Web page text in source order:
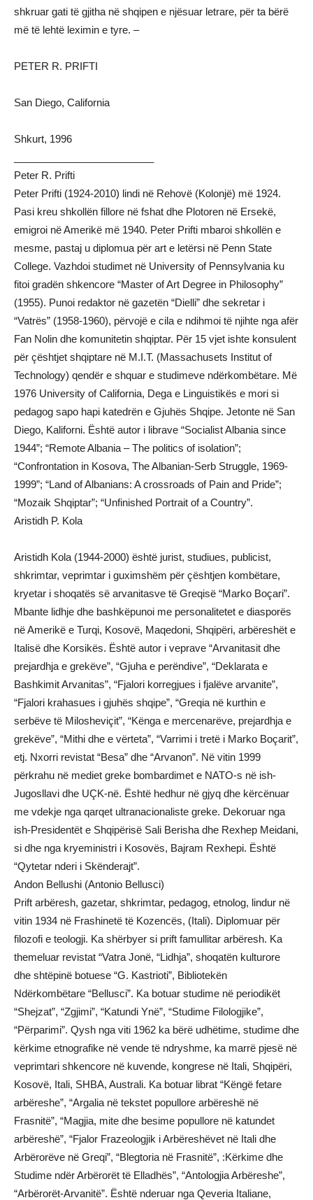
shkruar gati të gjitha në shqipen e njësuar letrare, për ta bërë
më të lehtë leximin e tyre. –
PETER R. PRIFTI
San Diego, California
Shkurt, 1996
Peter R. Prifti
Peter Prifti (1924-2010) lindi në Rehovë (Kolonjë) më 1924.
Pasi kreu shkollën fillore në fshat dhe Plotoren në Ersekë,
emigroi në Amerikë më 1940. Peter Prifti mbaroi shkollën e
mesme, pastaj u diplomua për art e letërsi në Penn State
College. Vazhdoi studimet në University of Pennsylvania ku
fitoi gradën shkencore “Master of Art Degree in Philosophy”
(1955). Punoi redaktor në gazetën “Dielli” dhe sekretar i
“Vatrës” (1958-1960), përvojë e cila e ndihmoi të njihte nga afër
Fan Nolin dhe komunitetin shqiptar. Për 15 vjet ishte konsulent
për çështjet shqiptare në M.I.T. (Massachusets Institut of
Technology) qendër e shquar e studimeve ndërkombëtare. Më
1976 University of California, Dega e Linguistikës e mori si
pedagog sapo hapi katedrën e Gjuhës Shqipe. Jetonte në San
Diego, Kaliforni. Është autor i librave “Socialist Albania since
1944”; “Remote Albania – The politics of isolation”;
“Confrontation in Kosova, The Albanian-Serb Struggle, 1969-
1999”; “Land of Albanians: A crossroads of Pain and Pride”;
“Mozaik Shqiptar”; “Unfinished Portrait of a Country”.
Aristidh P. Kola
Aristidh Kola (1944-2000) është jurist, studiues, publicist,
shkrimtar, veprimtar i guximshëm për çështjen kombëtare,
kryetar i shoqatës së arvanitasve të Greqisë “Marko Boçari”.
Mbante lidhje dhe bashkëpunoi me personalitetet e diasporës
në Amerikë e Turqi, Kosovë, Maqedoni, Shqipëri, arbëreshët e
Italisë dhe Korsikës. Është autor i veprave “Arvanitasit dhe
prejardhja e grekëve”, “Gjuha e perëndive”, “Deklarata e
Bashkimit Arvanitas”, “Fjalori korregjues i fjalëve arvanite”,
“Fjalori krahasues i gjuhës shqipe”, “Greqia në kurthin e
serbëve të Milosheviçit”, “Kënga e mercenarëve, prejardhja e
grekëve”, “Mithi dhe e vërteta”, “Varrimi i tretë i Marko Boçarit”,
etj. Nxorri revistat “Besa” dhe “Arvanon”. Në vitin 1999
përkrahu në mediet greke bombardimet e NATO-s në ish-
Jugosllavi dhe UÇK-në. Është hedhur në gjyq dhe kërcënuar
me vdekje nga qarqet ultranacionaliste greke. Dekoruar nga
ish-Presidentët e Shqipërisë Sali Berisha dhe Rexhep Meidani,
si dhe nga kryeministri i Kosovës, Bajram Rexhepi. Është
“Qytetar nderi i Skënderajt”.
Andon Bellushi (Antonio Bellusci)
Prift arbëresh, gazetar, shkrimtar, pedagog, etnolog, lindur në
vitin 1934 në Frashinetë të Kozencës, (Itali). Diplomuar për
filozofi e teologji. Ka shërbyer si prift famullitar arbëresh. Ka
themeluar revistat “Vatra Jonë, “Lidhja”, shoqatën kulturore
dhe shtëpinë botuese “G. Kastrioti”, Bibliotekën
Ndërkombëtare “Bellusci”. Ka botuar studime në periodikët
“Shejzat”, “Zgjimi”, “Katundi Ynë”, “Studime Filologjike”,
“Përparimi”. Qysh nga viti 1962 ka bërë udhëtime, studime dhe
kërkime etnografike në vende të ndryshme, ka marrë pjesë në
veprimtari shkencore në kuvende, kongrese në Itali, Shqipëri,
Kosovë, Itali, SHBA, Australi. Ka botuar librat “Këngë fetare
arbëreshe”, “Argalia në tekstet popullore arbëreshë në
Frasnitë”, “Magjia, mite dhe besime popullore në katundet
arbëreshë”, “Fjalor Frazeologjik i Arbëreshëvet në Itali dhe
Arbërorëve në Greqi”, “Blegtoria në Frasnitë”, :Kërkime dhe
Studime ndër Arbërorët të Elladhës”, “Antologjia Arbëreshe”,
“Arbërorët-Arvanitë”. Është nderuar nga Qeveria Italiane,